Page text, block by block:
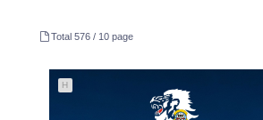
Total 576 / 10 page
H